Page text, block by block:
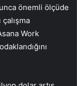
önemli ölçüde
Work